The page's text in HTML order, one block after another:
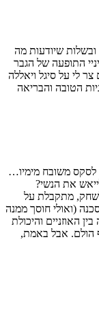
שיודעות מה
18) תמוהה בעיניי התופעה של הגבר
לי על סיגל ויאללה
הטובה והבריאה
משובח מימיו…
את הנשי?
מתקבלת על
(ואולי חוסך ממנה
האוזניים והיכולת
הולם. אבל באמת,